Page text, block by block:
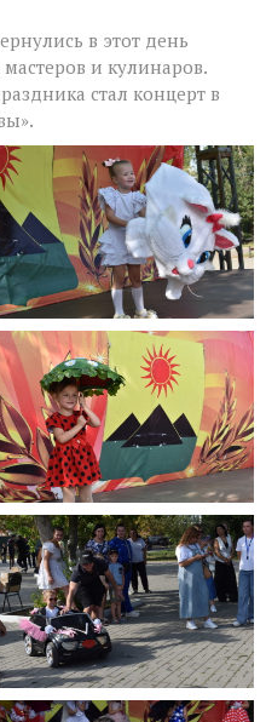
в этот день
и кулинаров.
стал концерт в